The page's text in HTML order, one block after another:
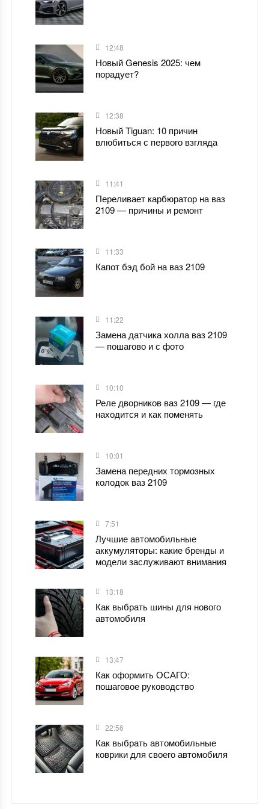
12:48
Новый Genesis 2025: чем
порадует?
12:38
Новый Tiguan: 10 причин
влюбиться с первого взгляда
11:41
Переливает карбюратор на ваз
2109 — причины и ремонт
11:33
Капот бэд бой на ваз 2109
11:22
Замена датчика холла ваз 2109
— пошагово и с фото
10:10
Реле дворников ваз 2109 — где
находится и как поменять
10:01
Замена передних тормозных
колодок ваз 2109
7:51
Лучшие автомобильные
аккумуляторы: какие бренды и
модели заслуживают внимания
13:18
Как выбрать шины для нового
автомобиля
13:47
Как оформить ОСАГО:
пошаговое руководство
22:56
Как выбрать автомобильные
коврики для своего автомобиля